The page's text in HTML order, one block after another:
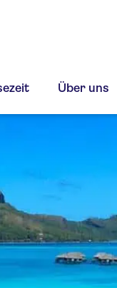
Über uns